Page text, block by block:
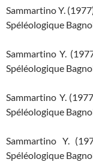
Sammartino Y.
Spéléologique
Sammartino Y.
Spéléologique
Sammartino Y.
Spéléologique
Sammartino Y.
Spéléologique